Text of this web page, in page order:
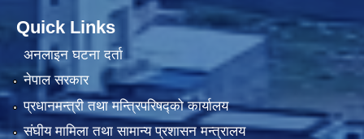
Quick Links
अनलाइन घटना दर्ता
नेपाल सरकार
प्रधानमन्त्री तथा मन्त्रिपरिषद्को कार्यालय
संघीय मामिला तथा सामान्य प्रशासन मन्त्रालय